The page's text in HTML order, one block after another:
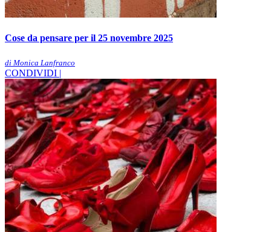
Cose da pensare per il 25 novembre 2025
di Monica Lanfranco
CONDIVIDI |